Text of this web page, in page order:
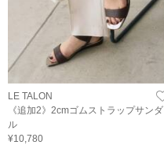
LE TALON
《追加2》2cmゴムストラップサンダ
ル
¥10,780